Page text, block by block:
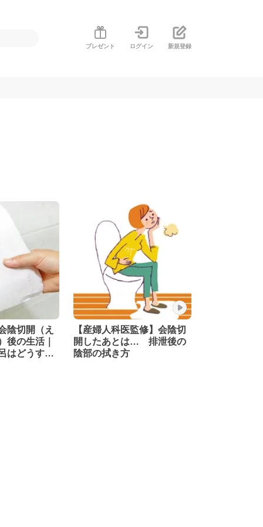
プレゼント ログイン 新規登録
陰切開（え
後の生活｜
はどうす
【産婦人科医監修】会陰切
開したあとは… 排泄後の
陰部の拭き方